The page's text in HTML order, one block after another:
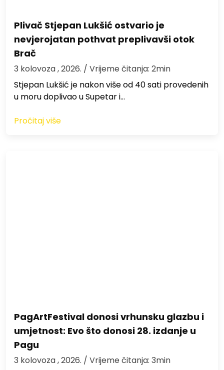
Plivač Stjepan Lukšić ostvario je
nevjerojatan pothvat preplivavši otok
Brač
3 kolovoza , 2026. / Vrijeme čitanja: 2min
St​jepan Lukšić je nakon više od 40 sati provedenih
u moru doplivao u Supetar i…
Pročitaj više
PagArtFestival donosi vrhunsku glazbu i
umjetnost: Evo što donosi 28. izdanje u
Pagu
3 kolovoza , 2026. / Vrijeme čitanja: 3min